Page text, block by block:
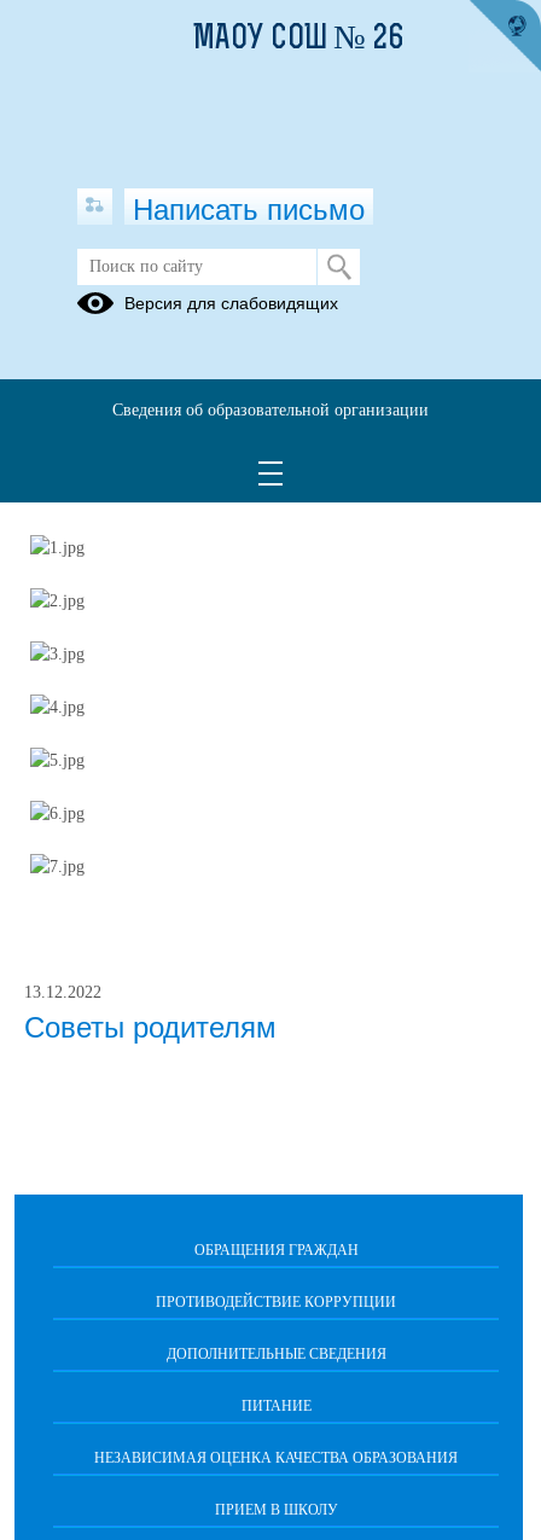
Родителям
13.12.2022
Советы родителям
ОБРАЩЕНИЯ ГРАЖДАН
ПРОТИВОДЕЙСТВИЕ КОРРУПЦИИ
ДОПОЛНИТЕЛЬНЫЕ СВЕДЕНИЯ
ПИТАНИЕ
НЕЗАВИСИМАЯ ОЦЕНКА КАЧЕСТВА ОБРАЗОВАНИЯ
ПРИЕМ В ШКОЛУ
МАОУ СОШ № 26
Написать письмо
Версия для слабовидящих
Сведения об образовательной организации